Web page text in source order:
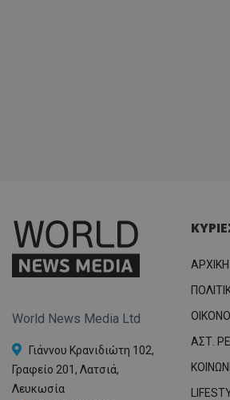
World News Media Ltd
Γιάννου Κρανιδιώτη 102,
Γραφείο 201, Λατσιά,
Λευκωσία
ΑΡΧΙΚΗ
ΑΣΤ.